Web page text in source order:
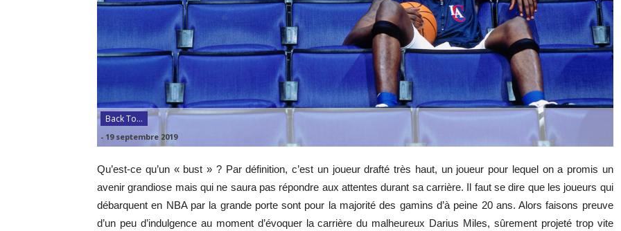
Back To...
- 19 septembre 2019
Qu’est-ce qu’un « bust » ? Par définition, c’est un joueur drafté très haut, un joueur pour lequel on a promis un
avenir grandiose mais qui ne saura pas répondre aux attentes durant sa carrière. Il faut se dire que les joueurs qui
débarquent en NBA par la grande porte sont pour la majorité des gamins d’à peine 20 ans. Alors faisons preuve
d’un peu d’indulgence au moment d’évoquer la carrière du malheureux Darius Miles, sûrement projeté trop vite